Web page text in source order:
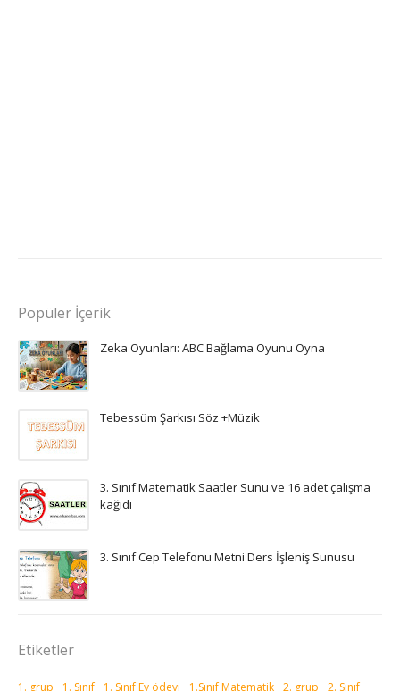
Popüler İçerik
Zeka Oyunları: ABC Bağlama Oyunu Oyna
Tebessüm Şarkısı Söz +Müzik
3. Sınıf Matematik Saatler Sunu ve 16 adet çalışma
kağıdı
3. Sınıf Cep Telefonu Metni Ders İşleniş Sunusu
Etiketler
1. grup 1. Sınıf 1. Sınıf Ev ödevi 1.Sınıf Matematik 2. grup
2. Sınıf